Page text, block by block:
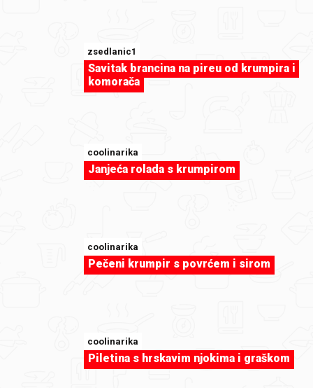
zsedlanic1
Savitak brancina na pireu od krumpira i
komorača
coolinarika
Janjeća rolada s krumpirom
coolinarika
Pečeni krumpir s povrćem i sirom
coolinarika
Piletina s hrskavim njokima i graškom